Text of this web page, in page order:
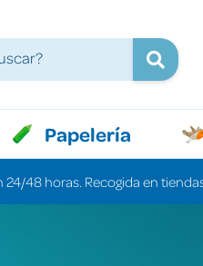
Papelería
48 horas. Recogida en